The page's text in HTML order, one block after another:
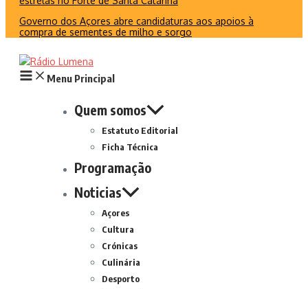
Governo dos Açores abre candidaturas aos apoios à
compra de sementes de milho e sorgo
Menu Principal
Quem somos
Estatuto Editorial
Ficha Técnica
Programação
Noticias
Açores
Cultura
Crónicas
Culinária
Desporto